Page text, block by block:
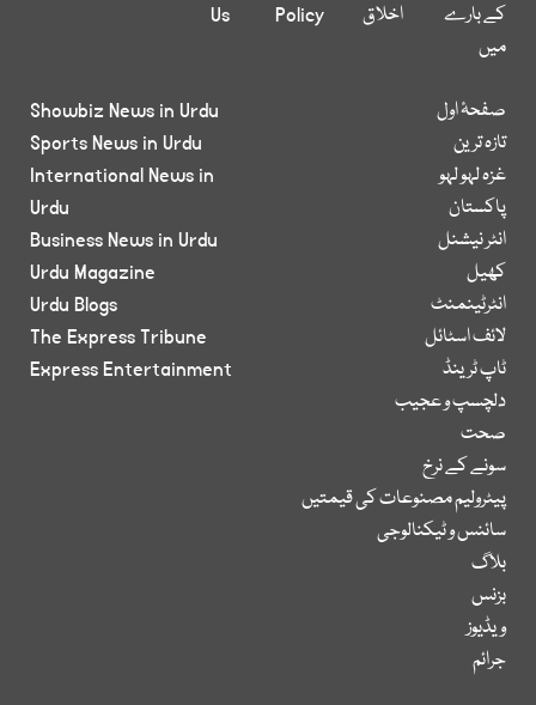
کے بارے
میں
اخلاق
Policy
Us
صفحۂ اول
تازہ ترین
غزہ لہو لہو
پاکستان
انٹر نیشنل
کھیل
انٹرٹینمنٹ
لائف اسٹائل
ٹاپ ٹرینڈ
دلچسپ و عجیب
صحت
سونے کے نرخ
پیٹرولیم مصنوعات کی قیمتیں
سائنس و ٹیکنالوجی
بلاگ
بزنس
ویڈیوز
جرائم
Showbiz News in Urdu
Sports News in Urdu
International News in
Urdu
Business News in Urdu
Urdu Magazine
Urdu Blogs
The Express Tribune
Express Entertainment